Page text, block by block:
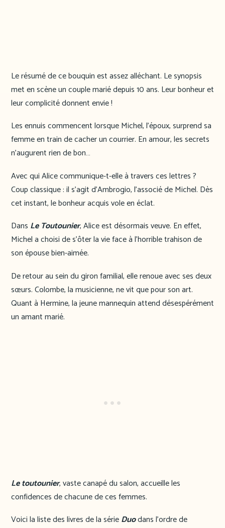
Le résumé de ce bouquin est assez alléchant. Le synopsis
met en scène un couple marié depuis 10 ans. Leur bonheur et
leur complicité donnent envie !
Les ennuis commencent lorsque Michel, l’époux, surprend sa
femme en train de cacher un courrier. En amour, les secrets
n’augurent rien de bon…
Avec qui Alice communique-t-elle à travers ces lettres ?
Coup classique : il s’agit d’Ambrogio, l’associé de Michel. Dès
cet instant, le bonheur acquis vole en éclat.
Dans Le Toutounier, Alice est désormais veuve. En effet,
Michel a choisi de s’ôter la vie face à l’horrible trahison de
son épouse bien-aimée.
De retour au sein du giron familial, elle renoue avec ses deux
sœurs. Colombe, la musicienne, ne vit que pour son art.
Quant à Hermine, la jeune mannequin attend désespérément
un amant marié.
Le toutounier, vaste canapé du salon, accueille les
confidences de chacune de ces femmes.
Voici la liste des livres de la sérieDuodans l’ordre de